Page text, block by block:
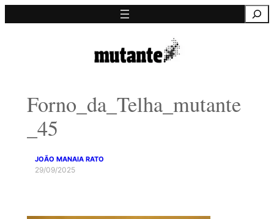
para
Forno_da_Telha_mutante
_45
JOÃO MANAIA RATO
29/09/2025